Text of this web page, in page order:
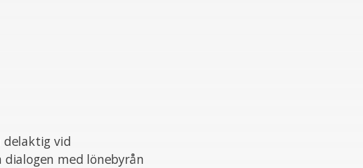
delaktig vid
med lönebyrån